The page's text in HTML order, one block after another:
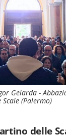
Gelarda -
Scale (Palermo)
delle